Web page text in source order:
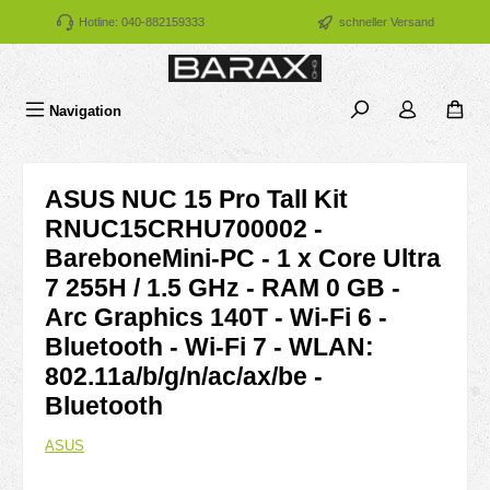
Zum Hauptinhalt springen
Hotline: 040-882159333 schneller Versand
Navigation
ASUS NUC 15 Pro Tall Kit
RNUC15CRHU700002 -
BareboneMini-PC - 1 x Core Ultra
7 255H / 1.5 GHz - RAM 0 GB -
Arc Graphics 140T - Wi-Fi 6 -
Bluetooth - Wi-Fi 7 - WLAN:
802.11a/b/g/n/ac/ax/be -
Bluetooth
ASUS